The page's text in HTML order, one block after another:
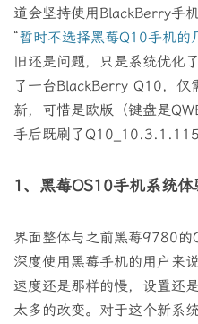
道会坚持使用BlackBerry手
“暂时不选择黑莓Q10手机的
旧还是问题，只是系统优化
了一台BlackBerry Q10，
新，可惜是欧版（键盘是
手后既刷了
1、黑莓OS10手机系统体
界面整体与之前黑莓9780的
深度使用黑莓手机的用户来
速度还是那样的慢，设置还
太多的改变。对于这个新系